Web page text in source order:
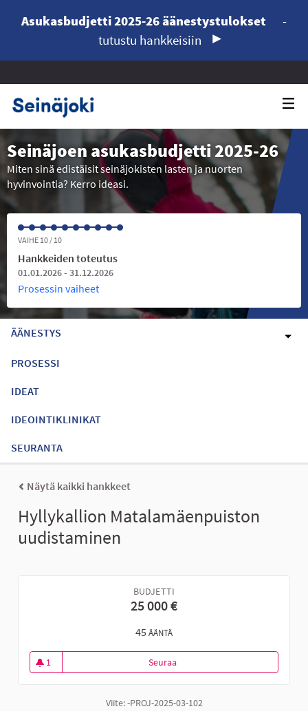
Asukasbudjetti 2025-26 äänestystulokset
-
tutustu hankkeisiin
Seinäjoen asukasbudjetti 2025-26
Miten sinä edistäisit seinäjokisten lasten ja nuorten
hyvinvointia? Kerro ideasi.
VAIHE 10 / 10
Hankkeiden toteutus
01.01.2026 - 31.12.2026
Prosessin vaiheet
ÄÄNESTYS
PROSESSI
IDEAT
IDEOINTIKLINIKAT
SEURANTA
Näytä kaikki hankkeet
Hyllykallion Matalamäenpuiston
uudistaminen
BUDJETTI
25 000 €
45 ÄÄNTÄ
1
1 seuraaja
SeuraaHyllykallion
Viite: -PROJ-2025-03-102